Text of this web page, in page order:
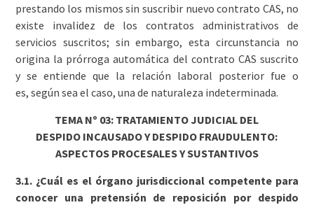
prestando los mismos sin suscribir nuevo contrato CAS, no
existe invalidez de los contratos administrativos de
servicios suscritos; sin embargo, esta circunstancia no
origina la prórroga automática del contrato CAS suscrito
y se entiende que la relación laboral posterior fue o
es, según sea el caso, una de naturaleza indeterminada.
TEMA Nº 03: TRATAMIENTO JUDICIAL DEL
DESPIDO INCAUSADO Y DESPIDO FRAUDULENTO:
ASPECTOS PROCESALES Y SUSTANTIVOS
3.1. ¿Cuál es el órgano jurisdiccional competente para
conocer una pretensión de reposición por despido